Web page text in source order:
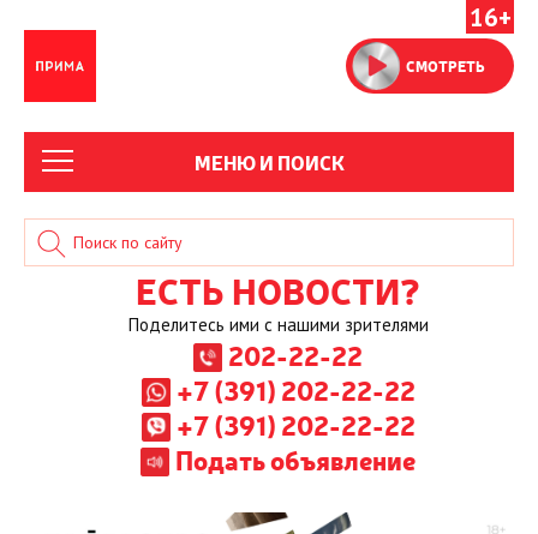
16+
СМОТРЕТЬ
МЕНЮ И ПОИСК
ЕСТЬ НОВОСТИ?
Поделитесь ими с нашими зрителями
202-22-22
+7 (391) 202-22-22
+7 (391) 202-22-22
Подать объявление